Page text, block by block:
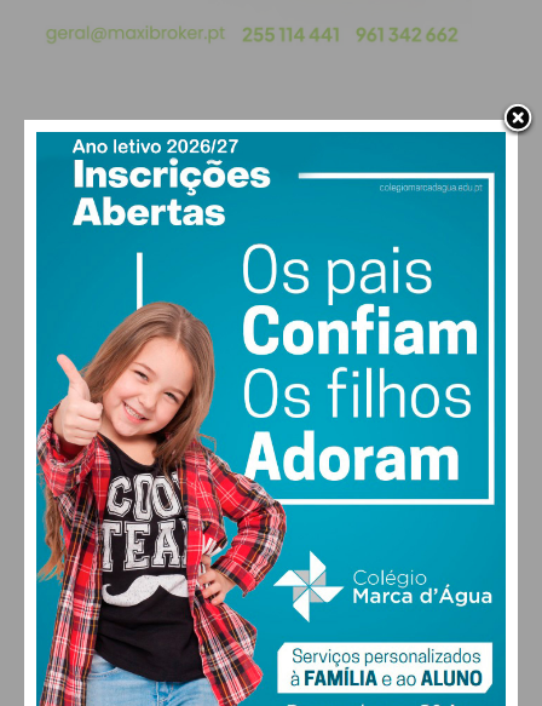
Eu li e concordo com os
termos e
PAÇOS DE FERREIRA
18°
vento: 1m/s E
MAX 18 • MIN 18
28°
SÁB
27
DOM
28°
SEG
29
TER
FARMACIAS DE SERVIÇO EM PAÇOS DE